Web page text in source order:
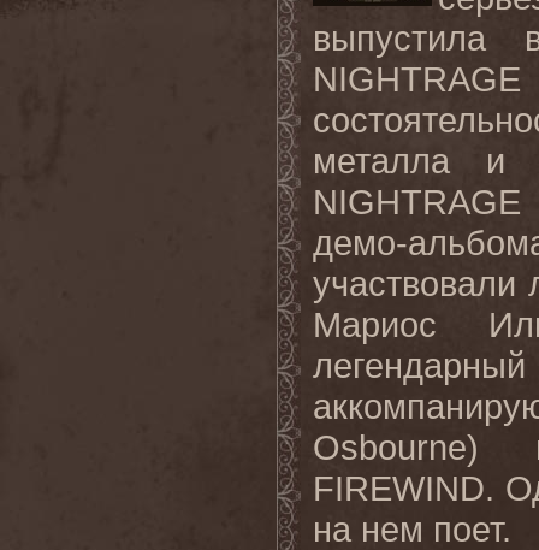
выпустила
металла и
демо-
участвовали
Мариос
Osbourne)
FIREWIND.
на нем поет.